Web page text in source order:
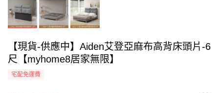
【現貨-供應中】Aiden艾登亞麻布高背床頭片-6
尺【myhome8居家無限】
宅配免運費